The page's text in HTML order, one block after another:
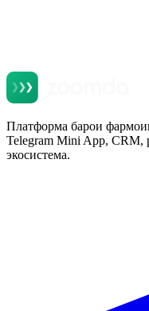
Платформа барои
Telegram Mini App, CRM,
экосистема.